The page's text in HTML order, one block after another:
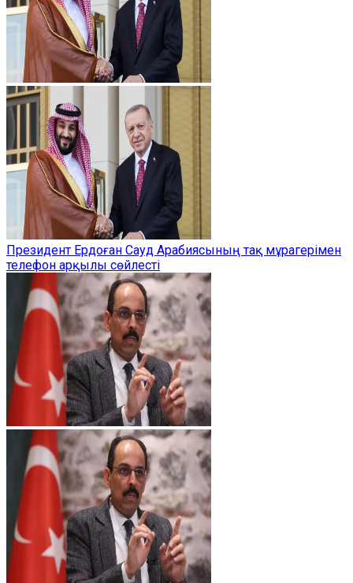
Президент Ердоған Сауд Арабиясының тақ мұрагерімен
телефон арқылы сөйлесті